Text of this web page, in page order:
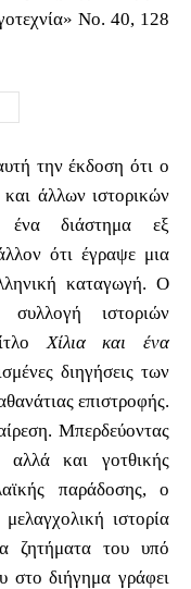
Νο. 40, 128
την έκδοση ότι ο
και άλλων ιστορικών
ένα διάστημα εξ
ότι έγραψε μια
καταγωγή. Ο
ιστοριών
Χίλια και ένα
διηγήσεις των
επιστροφής.
Μπερδεύοντας
αλλά και γοτθικής
παράδοσης, ο
ιστορία
ζητήματα του υπό
στο διήγημα γράφει